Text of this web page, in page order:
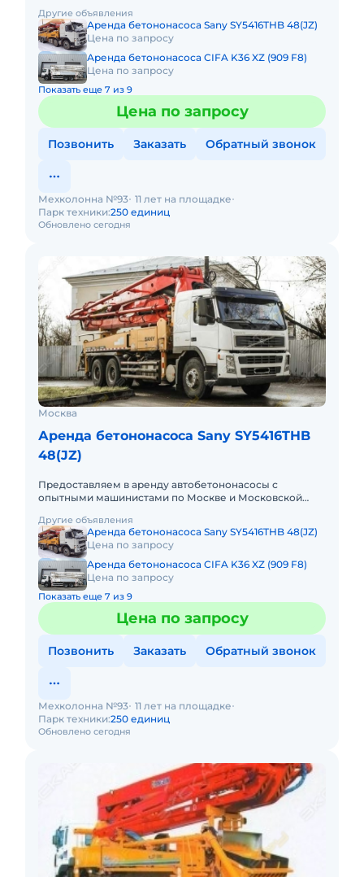
краткосрочный (почасовой, посменн
Другие объявления
Аренда бетононасоса Sany SY5416THB 48(JZ)
Цена по запросу
Аренда бетононасоса CIFA K36 XZ (909 F8)
Цена по запросу
Показать еще 7 из 9
Цена по запросу
Позвонить Заказать Обратный звонок
Обновлено сегодня
Мехколонна №93 11 лет на площадке
Парк техники:250 единиц
Москва
Аренда бетононасоса Sany SY5416THB
48(JZ)
Предоставляем в аренду автобетононасосы с
опытными машинистами по Москве и Московской
краткосрочный (почасовой, посменн
Другие объявления
Аренда бетононасоса Sany SY5416THB 48(JZ)
Цена по запросу
Аренда бетононасоса CIFA K36 XZ (909 F8)
Цена по запросу
Показать еще 7 из 9
Цена по запросу
Позвонить Заказать Обратный звонок
Обновлено сегодня
Мехколонна №93 11 лет на площадке
Парк техники:250 единиц